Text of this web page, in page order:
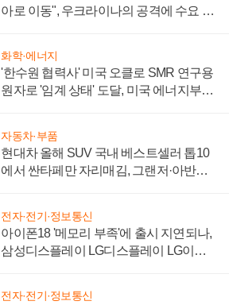
아로 이동", 우크라이나의 공격에 수요 늘
화학·에너지
'한수원 협력사' 미국 오클로 SMR 연구용
원자로 '임계 상태' 도달, 미국 에너지부
자동차·부품
현대차 올해 SUV 국내 베스트셀러 톱10
에서 싼타페만 자리매김, 그랜저·아반떼
전자·전기·정보통신
아이폰18 '메모리 부족'에 출시 지연되나,
삼성디스플레이 LG디스플레이 LG이노
전자·전기·정보통신